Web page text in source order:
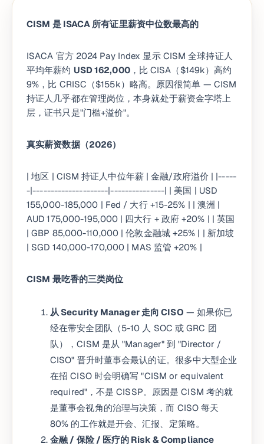
CISM 是 ISACA 所有证里薪资中位数最高的
ISACA 官方 2024 Pay Index 显示 CISM 全球持证人
平均年薪约 USD 162,000，比 CISA（$149k）高约
9%，比 CRISC（$155k）略高。原因很简单 — CISM
持证人几乎都在管理岗位，本身就处于薪资金字塔上
层，证书只是"门槛+溢价"。
真实薪资数据（2026）
| 地区 | CISM 持证人中位年薪 | 金融/政府溢价 | |-----
-|---------------------|---------------| | 美国 | USD
155,000-185,000 | Fed / 大行 +15-25% | | 澳洲 |
AUD 175,000-195,000 | 四大行 + 政府 +20% | | 英国
| GBP 85,000-110,000 | 伦敦金融城 +25% | | 新加坡
| SGD 140,000-170,000 | MAS 监管 +20% |
CISM 最吃香的三类岗位
从 Security Manager 走向 CISO — 如果你已
经在带安全团队（5-10 人 SOC 或 GRC 团
队），CISM 是从 "Manager" 到 "Director /
CISO" 晋升时董事会最认的证。很多中大型企业
在招 CISO 时会明确写 "CISM or equivalent
required"，不是 CISSP。原因是 CISM 考的就
是董事会视角的治理与决策，而 CISO 每天
80% 的工作就是开会、汇报、定策略。
金融 / 保险 / 医疗的 Risk & Compliance